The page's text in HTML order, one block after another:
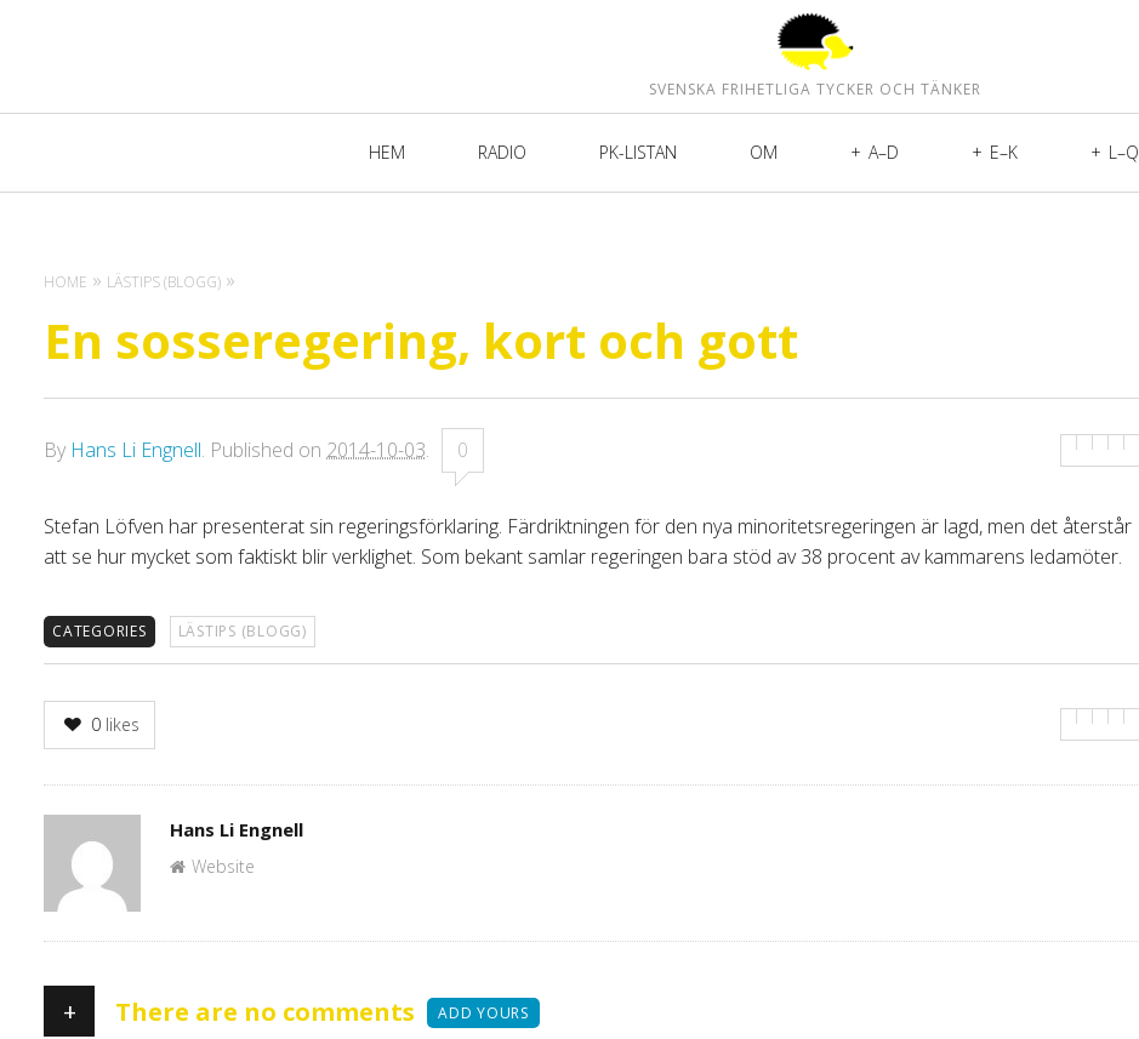
SVENSKA FRIHETLIGA TYCKER OCH TÄNKER
HEM RADIO PK-LISTAN OM A–D E–K L–Q
HOME LÄSTIPS (BLOGG)
En sosseregering, kort och gott
By Hans Li Engnell. Published on 2014-10-03. 0
Stefan Löfven har presenterat sin regeringsförklaring. Färdriktningen för den nya minoritetsregeringen är lagd, men det återstår
att se hur mycket som faktiskt blir verklighet. Som bekant samlar regeringen bara stöd av 38 procent av kammarens ledamöter.
CATEGORIES LÄSTIPS (BLOGG)
0 likes
Author
Hans Li Engnell
Website
+ There are no comments ADD YOURS